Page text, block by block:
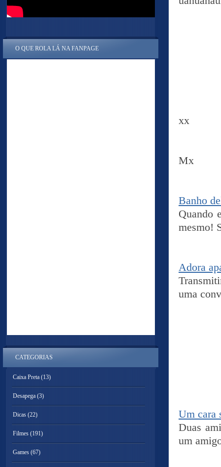
xx
Mx
Banho
Quando
mesmo!
Adora
uma
Um cara
Duas
um
O QUE ROLA LÁ NA FANPAGE
CATEGORIAS
Caixa Preta (13)
Desapega (3)
Dicas (22)
Filmes (191)
Games (67)